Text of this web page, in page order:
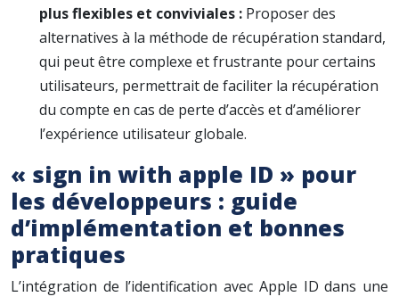
plus flexibles et conviviales : Proposer des
alternatives à la méthode de récupération standard,
qui peut être complexe et frustrante pour certains
utilisateurs, permettrait de faciliter la récupération
du compte en cas de perte d’accès et d’améliorer
l’expérience utilisateur globale.
« sign in with apple ID » pour
les développeurs : guide
d’implémentation et bonnes
pratiques
L’intégration de l’identification avec Apple ID dans une